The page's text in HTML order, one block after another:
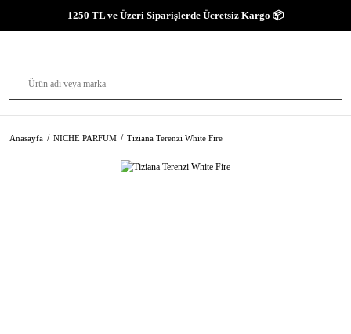
1250 TL ve Üzeri Siparişlerde Ücretsiz Kargo 📦
Anasayfa NICHE PARFUM Tiziana Terenzi White Fire